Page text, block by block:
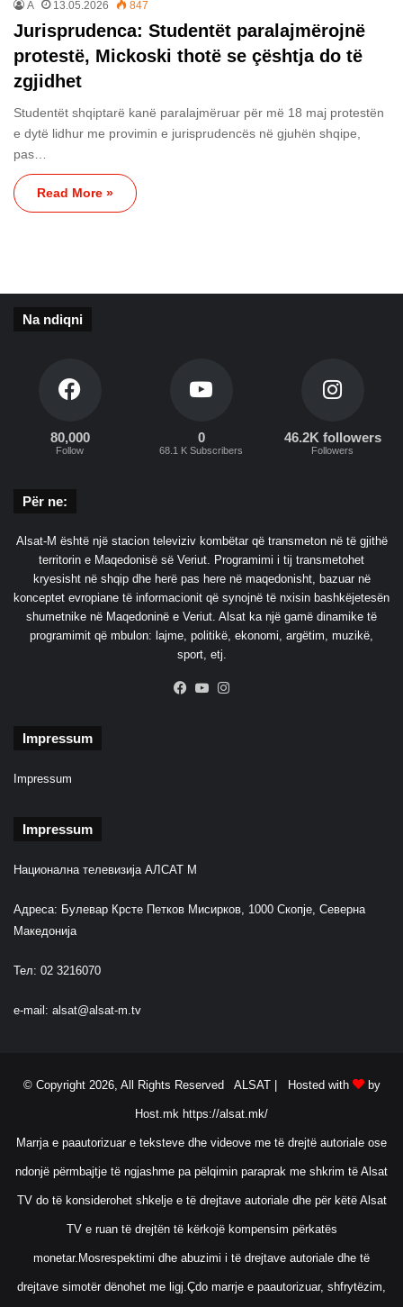
A 13.05.2026 847
Jurisprudenca: Studentët paralajmërojnë
protestë, Mickoski thotë se çështja do të
zgjidhet
Studentët shqiptarë kanë paralajmëruar për më 18 maj protestën
e dytë lidhur me provimin e jurisprudencës në gjuhën shqipe,
pas…
Read More »
Na ndiqni
80,000
Follow
0
68.1 K Subscribers
46.2K followers
Followers
Për ne:
Alsat-M është një stacion televiziv kombëtar që transmeton në të gjithë
territorin e Maqedonisë së Veriut. Programimi i tij transmetohet
kryesisht në shqip dhe herë pas here në maqedonisht, bazuar në
konceptet evropiane të informacionit që synojnë të nxisin bashkëjetesën
shumetnike në Maqedoninë e Veriut. Alsat ka një gamë dinamike të
programimit që mbulon: lajme, politikë, ekonomi, argëtim, muzikë,
sport, etj.
Facebook
YouTube
Impressum
Impressum
Impressum
Национална телевизија АЛСАТ М
Адреса: Булевар Крсте Петков Мисирков, 1000 Скопје, Северна
Македонија
Тел: 02 3216070
e-mail: alsat@alsat-m.tv
© Copyright 2026, All Rights Reserved ALSAT | Hosted with by
Host.mk https://alsat.mk/
Marrja e paautorizuar e teksteve dhe videove me të drejtë autoriale ose
ndonjë përmbajtje të ngjashme pa pëlqimin paraprak me shkrim të Alsat
TV do të konsiderohet shkelje e të drejtave autoriale dhe për këtë Alsat
TV e ruan të drejtën të kërkojë kompensim përkatës
monetar.Mosrespektimi dhe abuzimi i të drejtave autoriale dhe të
drejtave simotër dënohet me ligj.Çdo marrje e paautorizuar, shfrytëzim,